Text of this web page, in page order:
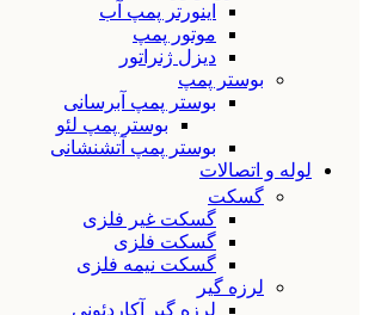
اینورتر پمپ آب
موتور پمپ
دیزل ژنراتور
بوستر پمپ
بوستر پمپ آبرسانی
بوستر پمپ لئو
بوستر پمپ آتشنشانی
لوله و اتصالات
گسکت
گسکت غیر فلزی
گسکت فلزی
گسکت نیمه فلزی
لرزه گیر
لرزه گیر آکاردئونی